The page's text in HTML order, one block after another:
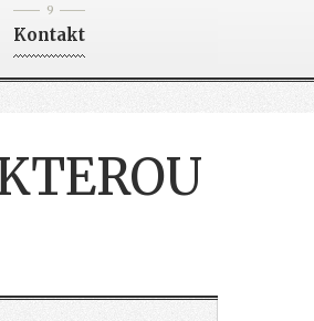
9
Kontakt